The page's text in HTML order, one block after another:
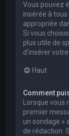
Vous pouvez
insérée à
appropriée
Si vous
plus utile de
d’insérer
Haut
Comment
Lorsque vous
premier
un sondage »
de rédaction.